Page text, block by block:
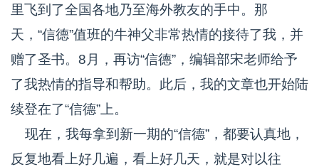
里飞到了全国各地乃至海外教友的手中。那
天，“信德”值班的牛神父非常热情的接待了我，并
赠了圣书。8月，再访“信德”，编辑部宋老师给予
了我热情的指导和帮助。此后，我的文章也开始陆
续登在了“信德”上。
现在，我每拿到新一期的“信德”，都要认真地，
反复地看上好几遍，看上好几天，就是对以往